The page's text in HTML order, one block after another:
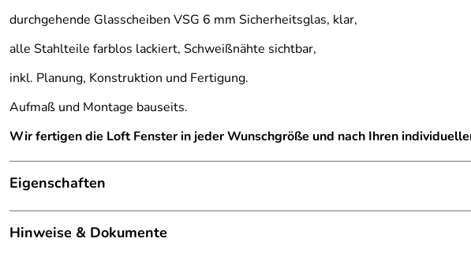
durchgehende Glasscheiben VSG 6 mm Sicherheitsglas, klar,
alle Stahlteile farblos lackiert, Schweißnähte sichtbar,
inkl. Planung, Konstruktion und Fertigung.
Aufmaß und Montage bauseits.
Wir fertigen die Loft Fenster in jeder Wunschgröße und nach Ihren
Eigenschaften
Glastrennwand
Füllung:
Hinweise & Dokumente